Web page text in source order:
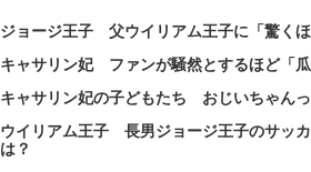
ジョージ王子 父ウイリアム王子に「驚く
キャサリン妃 ファンが騒然とするほど「
キャサリン妃の子どもたち おじいちゃん
ウイリアム王子 長男ジョージ王子のサッ
は？